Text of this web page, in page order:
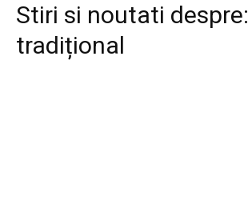
Stiri si noutati despre:
tradițional